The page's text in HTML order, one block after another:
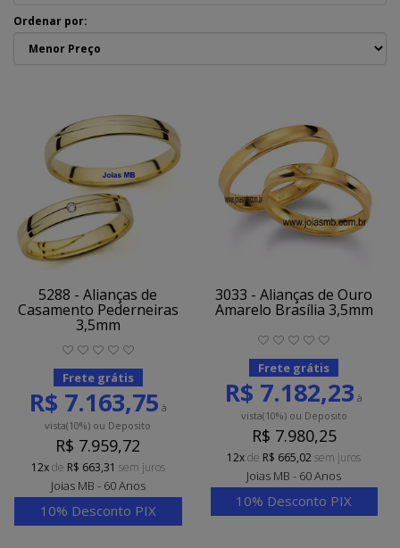
Ordenar por:
5288 - Alianças de
Casamento Pederneiras
3,5mm
Frete grátis
R$ 7.163,75 à
vista(10%) ou Deposito
R$ 7.959,72
12xde R$ 663,31 sem juros
Joias MB - 60 Anos
10% Desconto PIX
3033 - Alianças de Ouro
Amarelo Brasília 3,5mm
Frete grátis
R$ 7.182,23 à
vista(10%)ou Deposito
R$ 7.980,25
12xde R$ 665,02sem juros
Joias MB - 60 Anos
10% Desconto PIX